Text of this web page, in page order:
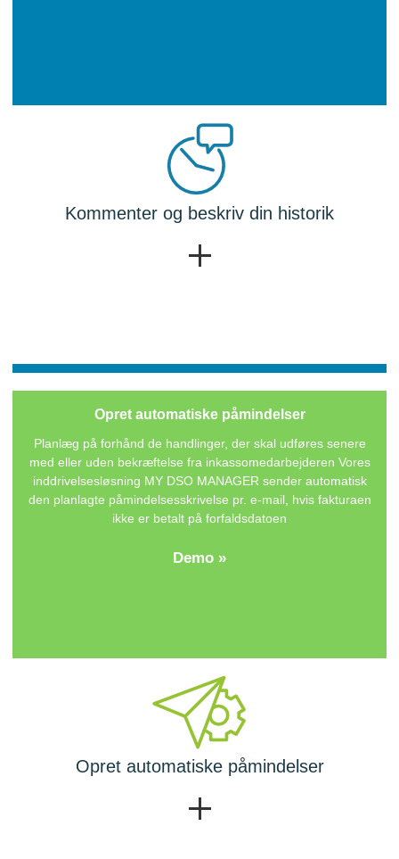
Kommenter og beskriv din historik
Opret automatiske påmindelser
Planlæg på forhånd de handlinger, der skal udføres senere
med eller uden bekræftelse fra inkassomedarbejderen Vores
inddrivelsesløsning MY DSO MANAGER sender automatisk
den planlagte påmindelsesskrivelse pr. e-mail, hvis fakturaen
ikke er betalt på forfaldsdatoen
Demo »
Opret automatiske påmindelser